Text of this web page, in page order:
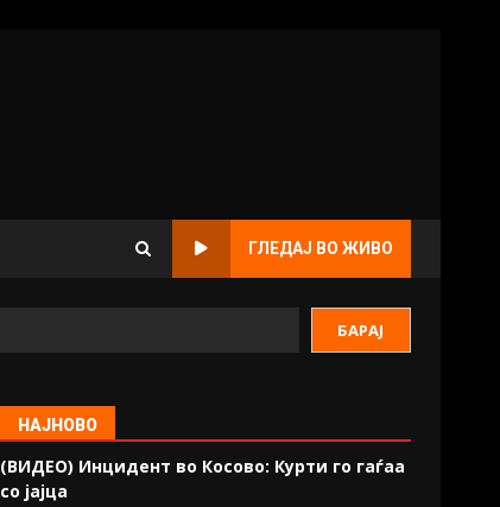
ГЛЕДАЈ ВО ЖИВО
БАРАЈ
НАЈНОВО
(ВИДЕО) Инцидент во Косово: Курти го гаѓаа
со јајца